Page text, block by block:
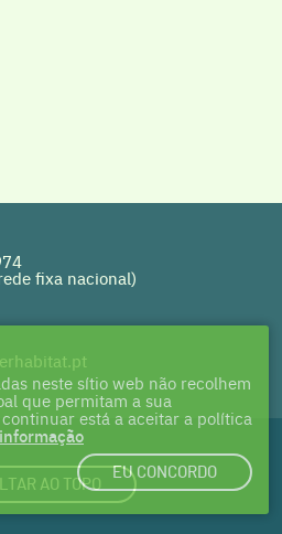
fixa nacional)
AO TOPO
neste sítio web não recolhem
que permitam a sua
está a aceitar a política
EU CONCORDO